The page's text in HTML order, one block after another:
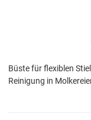
Büste für flexiblen
Reinigung in